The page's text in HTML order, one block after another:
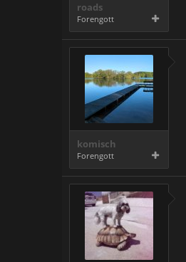
roads
Forengott
komisch
Forengott